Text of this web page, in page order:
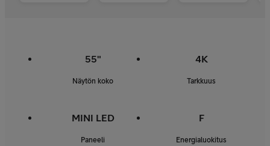
55"
Näytön koko
4K
Tarkkuus
MINI LED
Paneeli
F
Energialuokitus